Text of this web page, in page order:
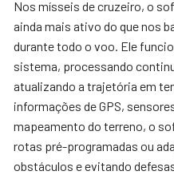
Nos mísseis de cruzeiro, o
ainda mais ativo do que nos
durante todo o voo. Ele
sistema, processando
atualizando a trajetória em
informações de GPS,
mapeamento do terreno, o
rotas pré-programadas ou
obstáculos e evitando